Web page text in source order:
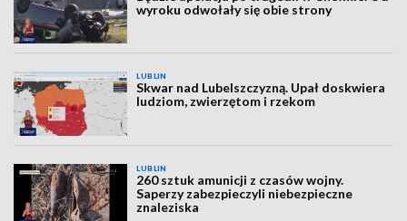
wyroku odwołały się obie strony
LUBLIN
Skwar nad Lubelszczyzną. Upał doskwiera
ludziom, zwierzętom i rzekom
LUBLIN
260 sztuk amunicji z czasów wojny.
Saperzy zabezpieczyli niebezpieczne
znaleziska